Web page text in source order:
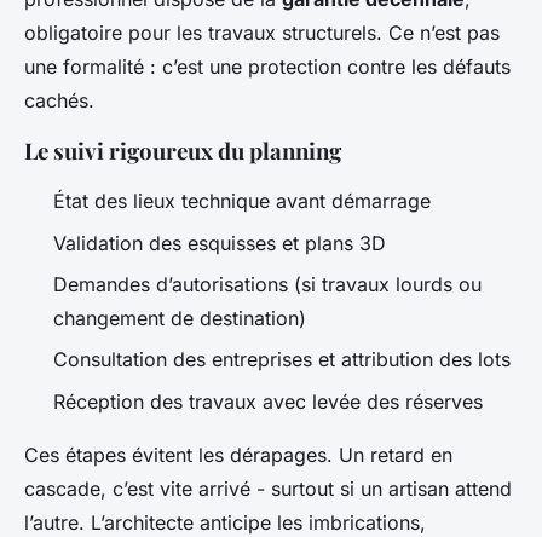
obligatoire pour les travaux structurels. Ce n’est pas
une formalité : c’est une protection contre les défauts
cachés.
Le suivi rigoureux du planning
État des lieux technique avant démarrage
Validation des esquisses et plans 3D
Demandes d’autorisations (si travaux lourds ou
changement de destination)
Consultation des entreprises et attribution des lots
Réception des travaux avec levée des réserves
Ces étapes évitent les dérapages. Un retard en
cascade, c’est vite arrivé - surtout si un artisan attend
l’autre. L’architecte anticipe les imbrications,